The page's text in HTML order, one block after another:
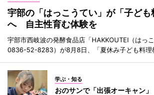
宇部の「はっこうてい」が「子ど
へ 自主性育む体験を
宇部市西岐波の発酵食品店「HAKKOUTEI（はっ
0836-52-8283）が8月8日、「夏休み子ども料理
学ぶ・知る
おのサンで「出張オーキャン